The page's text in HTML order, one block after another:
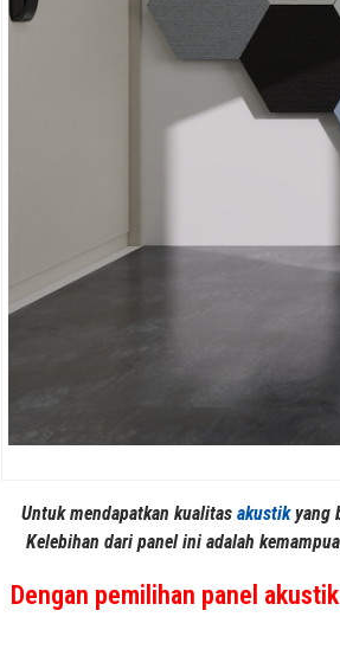
Untuk mendapatkan kualitas akustikyang
Kelebihan dari panel ini adalah
Dengan pemilihan panel